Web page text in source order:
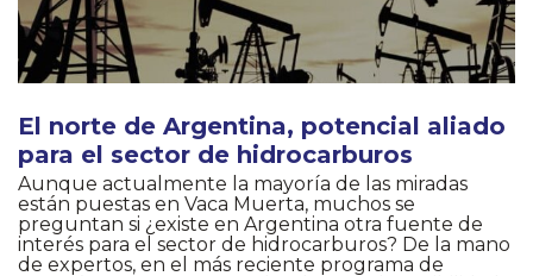
El norte de Argentina, potencial aliado
para el sector de hidrocarburos
Aunque actualmente la mayoría de las miradas
están puestas en Vaca Muerta, muchos se
preguntan si ¿existe en Argentina otra fuente de
interés para el sector de hidrocarburos? De la mano
de expertos, en el más reciente programa de